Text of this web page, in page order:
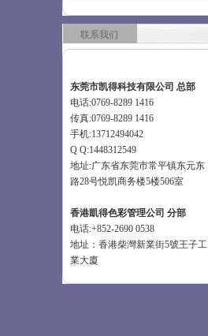
联系我们
东莞市凯得科技有限公司 总部
电话:0769-8289 1416
传真:0769-8289 1416
手机:13712494042
Q Q:1448312549
地址:广东省东莞市常平镇东元东
路28号悦凯商务楼5楼506室
香港凱得色彩管理公司 分部
电话:+852-2690 0538
地址：香港柴灣新業街5號王子工
業大廈